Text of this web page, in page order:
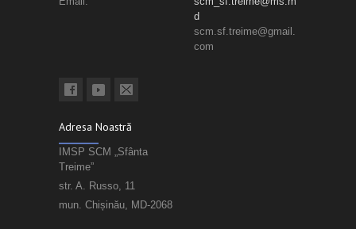
d
scm.sf.treime@gmail.
com
Adresa Noastră
IMSP SCM „Sfânta
Treime”
str. A. Russo, 11
mun. Chișinău, MD-2068